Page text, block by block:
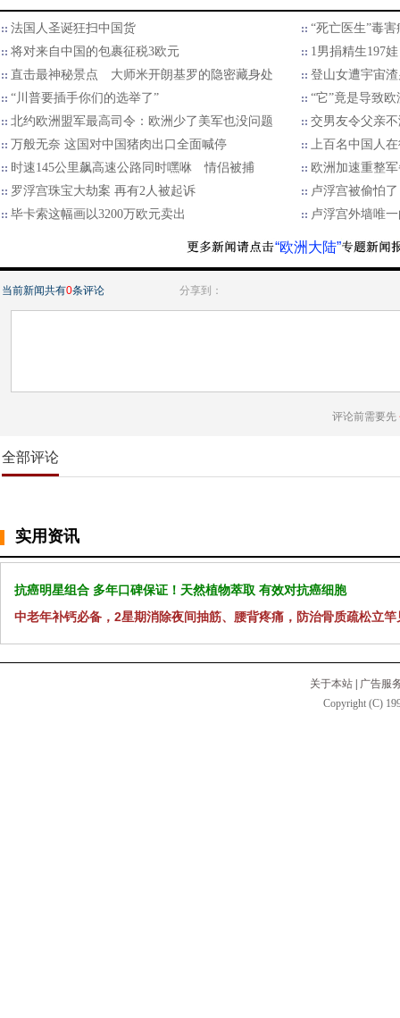
法国人圣诞狂扫中国货
“死亡医生”毒
将对来自中国的包裹征税3欧元
1男捐精生197
直击最神秘景点 大师米开朗基罗的隐密藏身处
登山女遭宇宙
“川普要插手你们的选举了”
“它”竟是导致
北约欧洲盟军最高司令：欧洲少了美军也没问题
交男友令父亲
万般无奈 这国对中国猪肉出口全面喊停
上百名中国人
时速145公里飙高速公路同时嘿咻 情侣被捕
欧洲加速重整
罗浮宫珠宝大劫案 再有2人被起诉
卢浮宫被偷怕
毕卡索这幅画以3200万欧元卖出
卢浮宫外墙唯
“欧洲大陆”
当前新闻共有0条评论 分享到：
评论前需要先
全部评论
实用资讯
抗癌明星组合 多年口碑保证！天然植物萃取 有效对抗癌细胞
中老年补钙必备，2星期消除夜间抽筋、腰背疼痛，防治骨质疏松立竿
关于本站
广告服
Copyright (C)